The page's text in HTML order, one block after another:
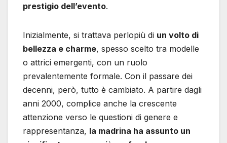
prestigio dell’evento.
Inizialmente, si trattava perlopiù di un volto di
bellezza e charme, spesso scelto tra modelle
o attrici emergenti, con un ruolo
prevalentemente formale. Con il passare dei
decenni, però, tutto è cambiato. A partire dagli
anni 2000, complice anche la crescente
attenzione verso le questioni di genere e
rappresentanza, la madrina ha assunto un